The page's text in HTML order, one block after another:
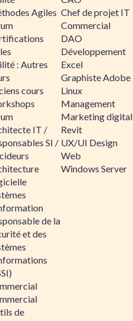
Agiles
: Autres
cours
IT /
SI /
de la
et des
de
Chef de projet IT
Commercial
DAO
Développement
Excel
Graphiste Adobe
Linux
Management
Marketing digital
Revit
UX/UI Design
Web
Windows Server